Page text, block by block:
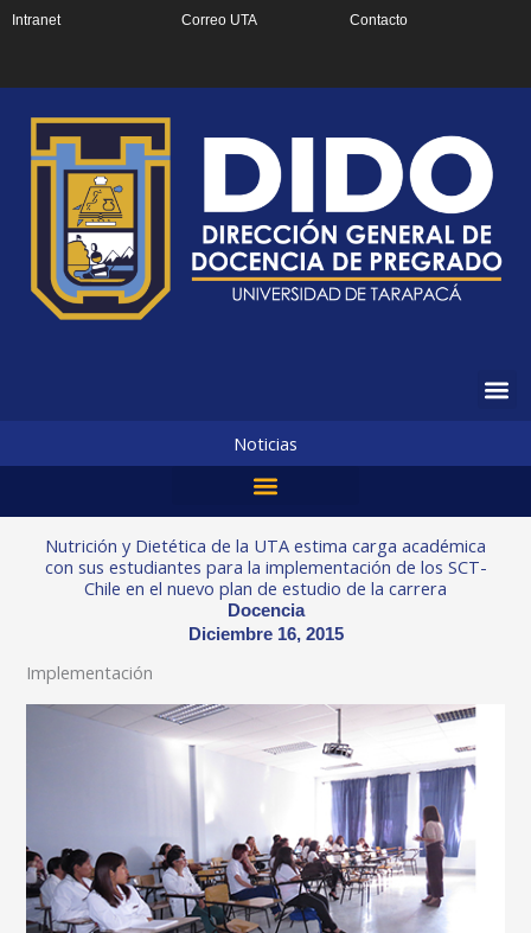
Intranet Correo UTA Contacto
Noticias
Nutrición y Dietética de la UTA estima carga académica
con sus estudiantes para la implementación de los SCT-
Chile en el nuevo plan de estudio de la carrera
Docencia
Diciembre 16, 2015
Implementación